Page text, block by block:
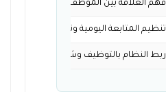
فهم العلاقة بين الموظف وصاحب العمل
تنظيم المتابعة اليومية وتقليل الأخطاء
ربط النظام بالتوظيف وشؤون الموظفين